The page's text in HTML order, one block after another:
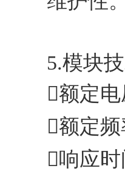
5.模块
额定
额定
响应